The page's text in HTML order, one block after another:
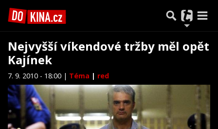
Nejvyšší víkendové tržby měl opět
Kajínek
7. 9. 2010 - 18:00 | Téma | red